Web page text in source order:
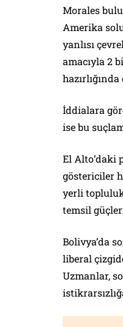
Morales
Amerika
yanlısı
amacıyla 2
İddialara
ise bu
El Alto’daki
göstericiler
yerli
temsil
Bolivya’da
liberal
Uzmanlar,